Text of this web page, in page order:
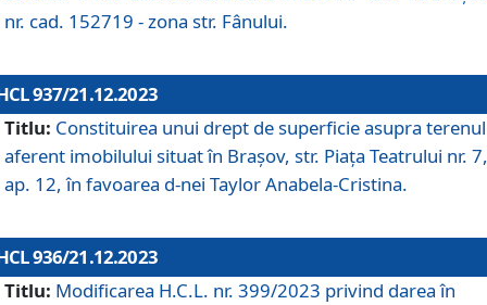
nr. cad. 152719 - zona str. Fânului.
937/21.12.2023
Titlu: Constituirea unui drept de superficie asupra
aferent imobilului situat în Brașov, str. Piața Teatrului nr. 7,
ap. 12, în favoarea d-nei Taylor Anabela-Cristina.
936/21.12.2023
Titlu: Modificarea H.C.L. nr. 399/2023 privind darea în